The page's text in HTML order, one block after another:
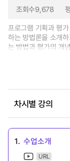
조회수9,678
프로그램 기획과 평
하는 방법론을 소개
는 방법과 평가의 개
동의 산출물에 대한
차시별 강의
1. 수업소개
URL